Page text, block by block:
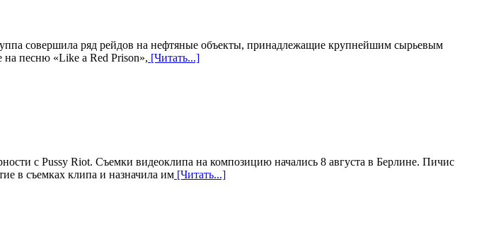
совершила ряд рейдов на нефтяные объекты, принадлежащие крупнейшим сырьевым
песню «Like a Red Prison», [Читать...]
с Pussy Riot. Съемки видеоклипа на композицию начались 8 августа в Берлине. Пичис
в съемках клипа и назначила им [Читать...]